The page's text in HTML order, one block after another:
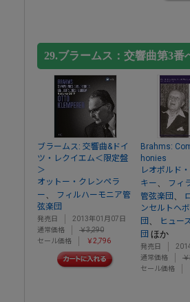
29.ブラームス：交響曲第3番
ブラームス: 交響曲&ドイ
ツ・レクイエム＜限定盤
＞
オットー・クレンペラ
ー
フィルハーモニア管
弦楽団
発売日
2013年01月07日
通常価格
￥3,290
セール価格
￥2,796
Brahms:
honies
レオポルド
キー
フィ
管弦楽団
ンセルトヘ
団
ヒュー
団 ほか
発売日
通常価格
セール価格